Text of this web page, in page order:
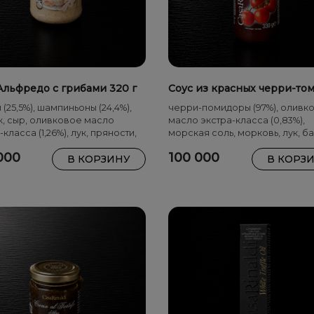
с грибами 320 г
(25,5%), шампиньоны (24,4%),
сыр, оливковое масло
класса (1,26%), лук, пряности,
В КОРЗИНУ
Соус из красных черри-
черри-помидоры (97%),
масло экстра-класса (0,83%),
морская соль, морковь, лук,
100 000 В